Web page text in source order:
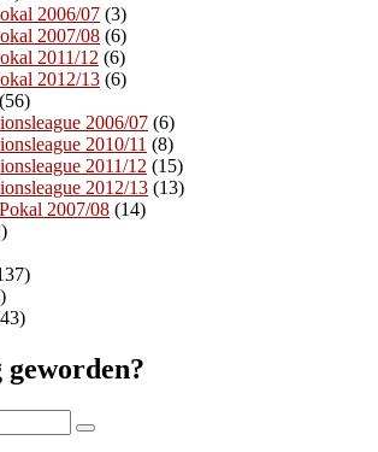
2006/07 (3)
2007/08 (6)
2011/12 (6)
2012/13 (6)
(56)
2006/07 (6)
2010/11 (8)
2011/12 (15)
2012/13 (13)
2007/08 (14)
Suchen